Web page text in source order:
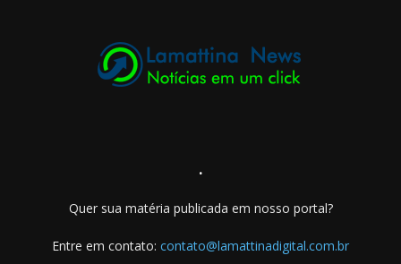
.
Quer sua matéria publicada em nosso portal?
Entre em contato: contato@lamattinadigital.com.br